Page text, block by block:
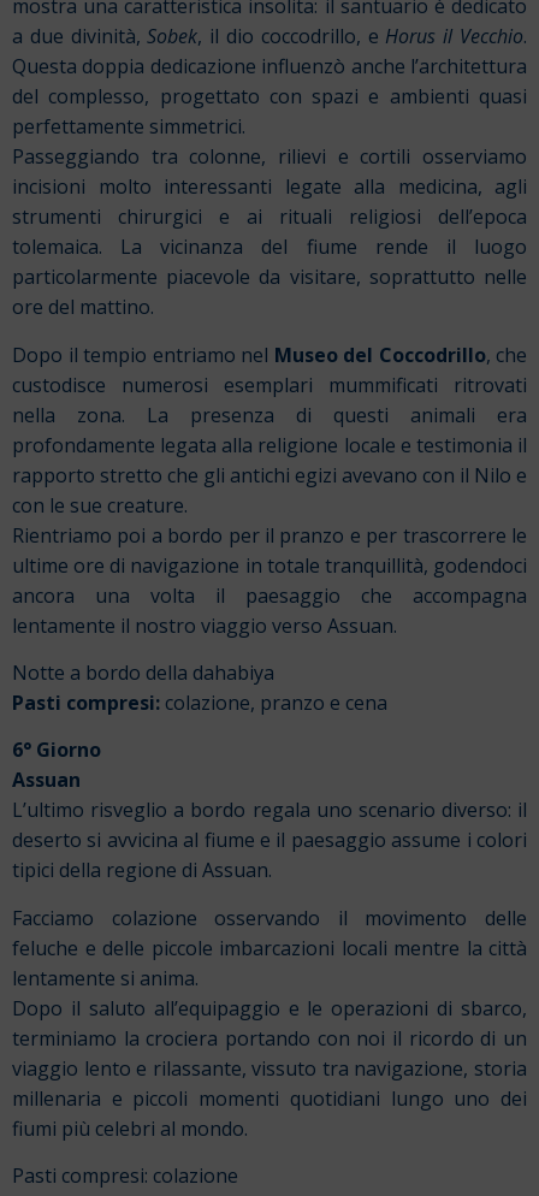
mostra una caratteristica insolita: il santuario è dedicato
a due divinità,Sobek, il dio coccodrillo, e Horus il Vecchio.
Questa doppia dedicazione influenzò anche l’architettura
del complesso, progettato con spazi e ambienti quasi
perfettamente simmetrici.
Passeggiando tra colonne, rilievi e cortili osserviamo
incisioni molto interessanti legate alla medicina, agli
strumenti chirurgici e ai rituali religiosi dell’epoca
tolemaica. La vicinanza del fiume rende il luogo
particolarmente piacevole da visitare, soprattutto nelle
ore del mattino.
Dopo il tempio entriamo nel Museo del Coccodrillo, che
custodisce numerosi esemplari mummificati ritrovati
nella zona. La presenza di questi animali era
profondamente legata alla religione locale e testimonia il
rapporto stretto che gli antichi egizi avevano con il Nilo e
con le sue creature.
Rientriamo poi a bordo per il pranzo e per trascorrere le
ultime ore di navigazione in totale tranquillità, godendoci
ancora una volta il paesaggio che accompagna
lentamente il nostro viaggio verso Assuan.
Notte a bordo della dahabiya
Pasti compresi: colazione, pranzo e cena
6° Giorno
Assuan
L’ultimo risveglio a bordo regala uno scenario diverso: il
deserto si avvicina al fiume e il paesaggio assume i colori
tipici della regione di Assuan.
Facciamo colazione osservando il movimento delle
feluche e delle piccole imbarcazioni locali mentre la città
lentamente si anima.
Dopo il saluto all’equipaggio e le operazioni di sbarco,
terminiamo la crociera portando con noi il ricordo di un
viaggio lento e rilassante, vissuto tra navigazione, storia
millenaria e piccoli momenti quotidiani lungo uno dei
fiumi più celebri al mondo.
Pasti compresi: colazione